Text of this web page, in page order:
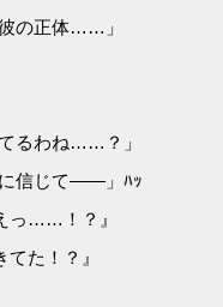
の正体……」
るわね……？」
信じて――」ﾊｯ
っ……！？』
てた！？』